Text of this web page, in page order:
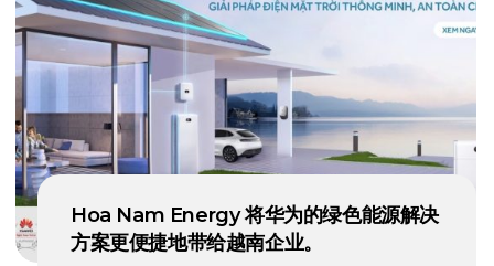
Hoa Nam Energy 将华为的绿色能源解决
方案更便捷地带给越南企业。